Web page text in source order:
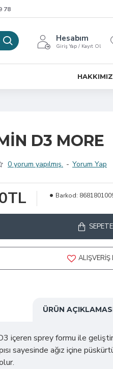
78
Hesabım
Giriş Yap / Kayıt Ol
D3 MORE
0 yorum yapılmış. - Yorum Yap
Barkod:
ALIŞVERIŞ
ÜRÜN
içeren sprey formu ile
sayesinde ağız içine